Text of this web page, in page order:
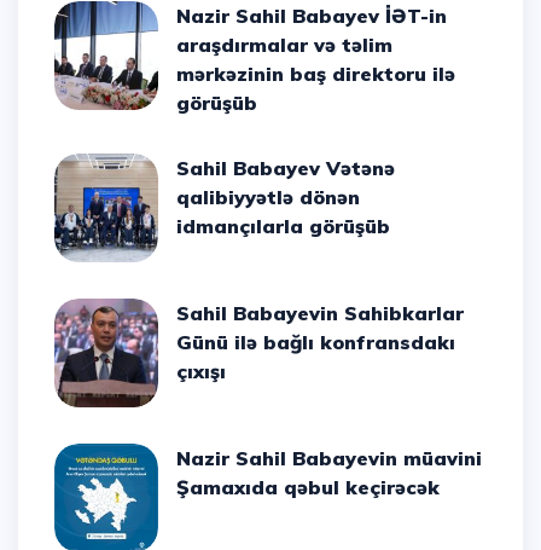
Nazir Sahil Babayev İƏT-in
araşdırmalar və təlim
mərkəzinin baş direktoru ilə
görüşüb
Sahil Babayev Vətənə
qalibiyyətlə dönən
idmançılarla görüşüb
Sahil Babayevin Sahibkarlar
Günü ilə bağlı konfransdakı
çıxışı
Nazir Sahil Babayevin müavini
Şamaxıda qəbul keçirəcək